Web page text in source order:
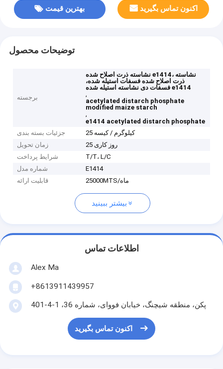
بهترین قیمت اکنون تماس بگیرید
توضیحات محصول
برجسته
نشاسته ذرت اصلاح شده e1414، نشاسته
ذرت اصلاح شده فسفات استیله شده،
فسفات دی نشاسته استیله شده e1414
,
acetylated distarch phosphate
modified maize starch
,
e1414 acetylated distarch phosphate
جزئیات بسته بندی
25 کیلوگرم / کیسه
زمان تحویل
25 روز کاری
شرایط پرداخت
T/T، L/C
شماره مدل
E1414
قابلیت ارائه
25000MTS/ماه
بیشتر ببینید
اطلاعات تماس
Alex Ma
+8613911439957
پکن، منطقه شیچنگ، خیابان فووای، شماره 36، 1-4-401
اکنون تماس بگیرید